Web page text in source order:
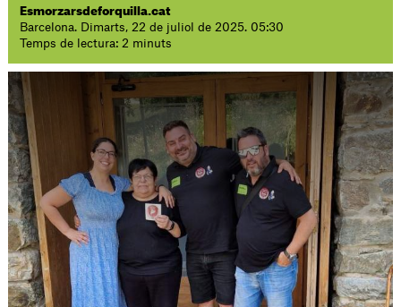
Esmorzarsdeforquilla.cat
Barcelona. Dimarts, 22 de juliol de 2025. 05:30
Temps de lectura: 2 minuts